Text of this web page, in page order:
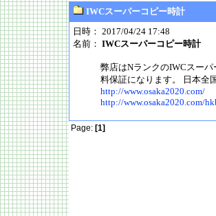
IWCスーパーコピー時計
日時： 2017/04/24 17:48
名前： IWCスーパーコピー時計
弊店はNランクのIWCスー
料保証になります。 日本全
http://www.osaka2020.com/
http://www.osaka2020.com/
Page: [1]